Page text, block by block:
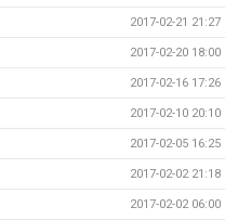
2017-02-21 21:27
2017-02-20 18:00
2017-02-16 17:26
2017-02-10 20:10
2017-02-05 16:25
2017-02-02 21:18
2017-02-02 06:00